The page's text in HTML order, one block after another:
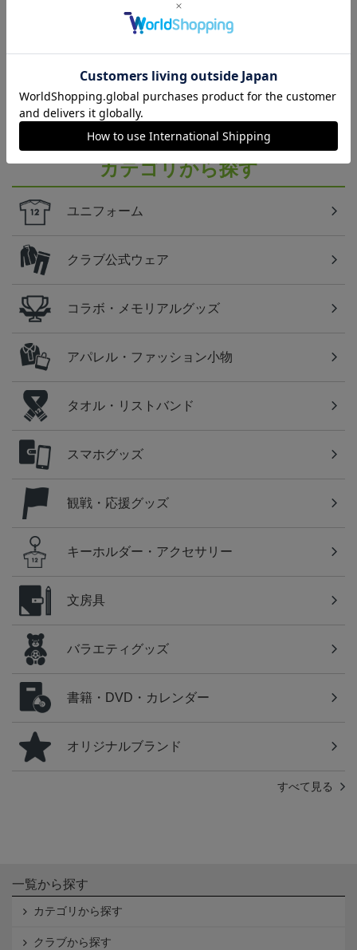
湘南
湘南ベルマーレのすべてのグッズをチェックしたい
方に！全グッズ一覧はこちら！
カテゴリから探す
ユニフォーム
クラブ公式ウェア
コラボ・メモリアルグッズ
アパレル・ファッション小物
タオル・リストバンド
スマホグッズ
観戦・応援グッズ
キーホルダー・アクセサリー
文房具
バラエティグッズ
書籍・DVD・カレンダー
オリジナルブランド
すべて見る
一覧から探す
カテゴリから探す
クラブから探す